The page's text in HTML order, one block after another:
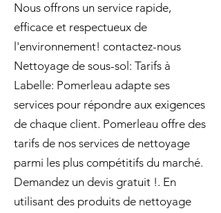
Nous offrons un service rapide,
efficace et respectueux de
l'environnement! contactez-nous
Nettoyage de sous-sol: Tarifs à
Labelle: Pomerleau adapte ses
services pour répondre aux exigences
de chaque client. Pomerleau offre des
tarifs de nos services de nettoyage
parmi les plus compétitifs du marché.
Demandez un devis gratuit !. En
utilisant des produits de nettoyage